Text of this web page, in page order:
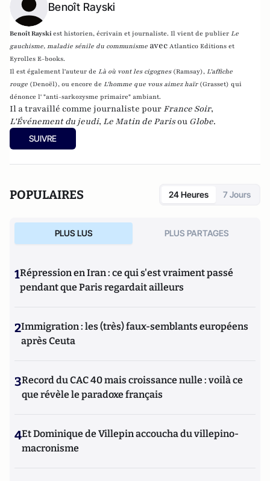
Benoît Rayski
Benoît Rayskiest historien, écrivain et journaliste. Il vient de publier Le
gauchisme, maladie sénile du communisme avec Atlantico Editions et
Eyrolles E-books.
Il est également l'auteur de Là où vont les cigognes (Ramsay), L'affiche
rouge (Denoël), ou encore de L'homme que vous aimez haïr (Grasset) qui
dénonce l' "anti-sarkozysme primaire" ambiant.
Il a travaillé comme journaliste pour France Soir,
L'Événement du jeudi, Le Matin de Parisou Globe.
SUIVRE
POPULAIRES 24 Heures 7 Jours
PLUS LUS PLUS PARTAGES
1Répression en Iran : ce qui s'est vraiment passé
pendant que Paris regardait ailleurs
2Immigration : les (très) faux-semblants européens
après Ceuta
3Record du CAC 40 mais croissance nulle : voilà ce
que révèle le paradoxe français
4Et Dominique de Villepin accoucha du villepino-
macronisme